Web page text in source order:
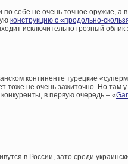
себе не очень точное оружие, а
конструкцию с «продольно-
исключительно грозный облик
континенте турецкие
тоже не очень зажиточно. Но там
в первую очередь – «
в России, зато среди